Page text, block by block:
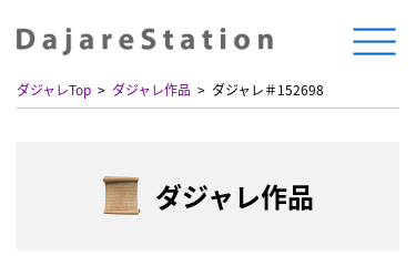
ダジャレTop ダジャレ作品 ダジャレ＃152698
ダジャレ作品